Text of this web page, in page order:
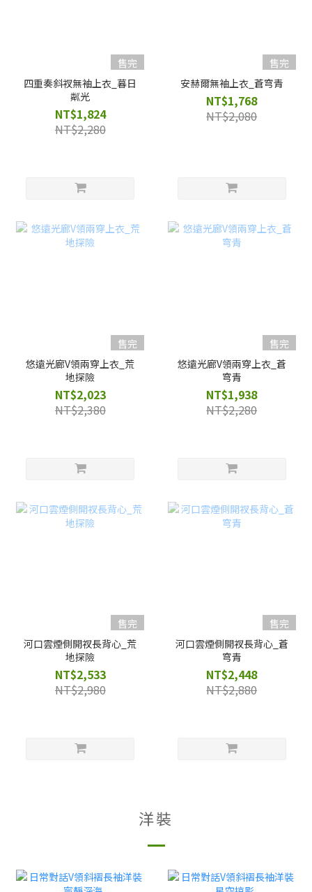
售完
四重奏斜衩無袖上衣_暮日
粼光
NT$1,824
NT$2,280
售完
安赫爾無袖上衣_蒼穹青
NT$1,768
NT$2,080
售完
悠遠光廊V領兩穿上衣_荒
地探險
NT$2,023
NT$2,380
售完
悠遠光廊V領兩穿上衣_蒼
穹青
NT$1,938
NT$2,280
售完
河口雲煙側開衩長背心_荒
地探險
NT$2,533
NT$2,980
售完
河口雲煙側開衩長背心_蒼
穹青
NT$2,448
NT$2,880
洋裝